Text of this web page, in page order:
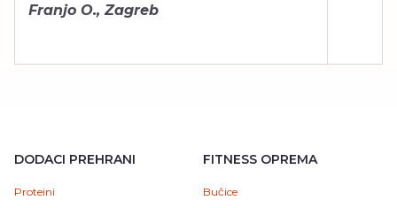
Franjo O., Zagreb
DODACI PREHRANI
Proteini
FITNESS OPREMA
Bučice